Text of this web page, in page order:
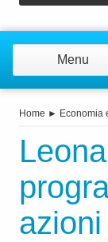
Menu
Home ► Economia